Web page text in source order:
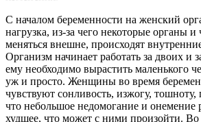
С началом беременности на женский
нагрузка, из-за чего некоторые органы и
меняться внешне, происходят
Организм начинает работать за двоих и
ему необходимо вырастить маленького
уж и просто. Женщины во время
чувствуют сонливость, изжогу,
что небольшое недомогание и онемение
худшее, что может с ними произойти. Во